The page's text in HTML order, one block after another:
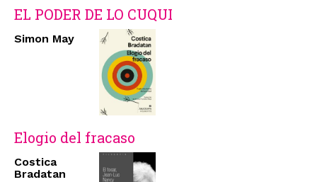
EL PODER DE LO CUQUI
Simon May
Elogio del fracaso
Costica
Bradatan